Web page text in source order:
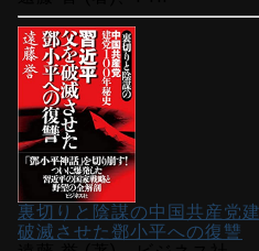
裏切りと陰謀の中国共産党
破滅させた鄧小平への復讐